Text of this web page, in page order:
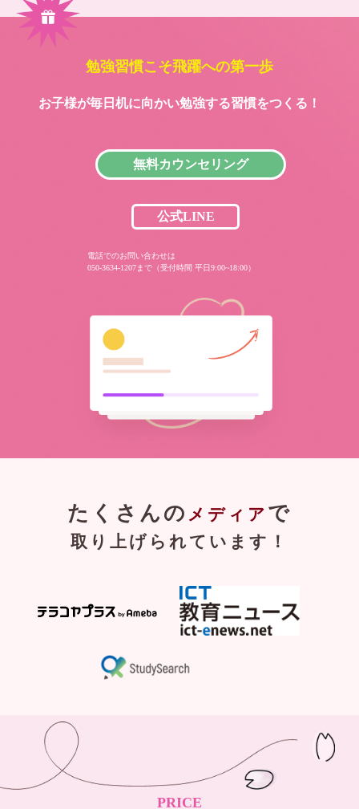
勉強習慣こそ飛躍への第一歩
お子様が毎日机に向かい勉強する習慣をつくる！
無料カウンセリング
公式LINE
電話でのお問い合わせは
050-3634-1207まで（受付時間 平日9:00~18:00）
たくさんの メディア で
取り上げられています！
PRICE